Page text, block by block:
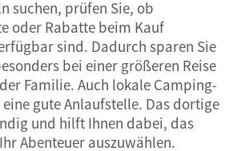
suchen, prüfen Sie, ob
oder Rabatte beim Kauf
sind. Dadurch sparen Sie
bei einer größeren Reise
Familie. Auch lokale Camping-
gute Anlaufstelle. Das dortige
und hilft Ihnen dabei, das
Abenteuer auszuwählen.